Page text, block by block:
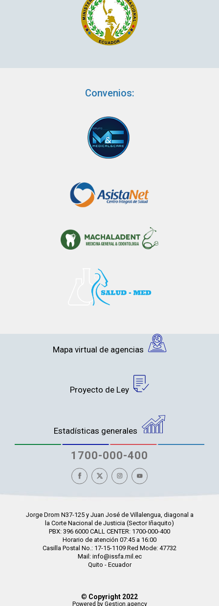
Convenios:
Mapa virtual de agencias
Proyecto de Ley
Estadísticas generales
1700-000-400
© Copyright 2022
Powered by Gestion.agency
Jorge Drom N37-125 y Juan José de Villalengua, diagonal a
la Corte Nacional de Justicia (Sector Iñaquito)
PBX: 396 6000 CALL CENTER: 1700-000-400
Horario de atención 07:45 a 16:00
Casilla Postal No.: 17-15-1109 Red Mode: 47732
Mail: info@issfa.mil.ec
Quito - Ecuador